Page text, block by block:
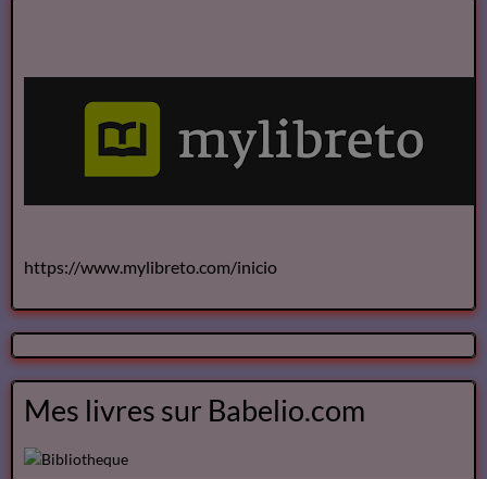
https://www.mylibreto.com/inicio
Mes livres sur Babelio.com